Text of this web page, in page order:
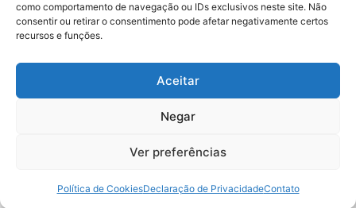
como comportamento de navegação ou IDs exclusivos neste site. Não
consentir ou retirar o consentimento pode afetar negativamente certos
recursos e funções.
Aceitar
Negar
Ver preferências
Política de CookiesDeclaração de PrivacidadeContato
Contato
adperj@adperj.com.br
(21) 2220-6022
Janeiro - RJ - CEP: 20011-020